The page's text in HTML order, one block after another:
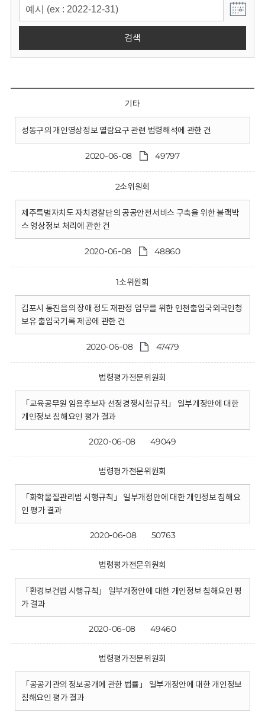
검색
기타
성동구의 개인영상정보 열람요구 관련 법령해석에 관한 건
2020-06-08 49797
2소위원회
제주특별자치도 자치경찰단의 공공안전서비스 구축을 위한 블랙박
스 영상정보 처리에 관한 건
2020-06-08 48860
1소위원회
김포시 통진읍의 장애 정도 재판정 업무를 위한 인천출입국외국인청
보유 출입국기록 제공에 관한 건
2020-06-08 47479
법령평가전문위원회
「교육공무원 임용후보자 선정경쟁시험규칙」 일부개정안에 대한
개인정보 침해요인 평가 결과
2020-06-08 49049
법령평가전문위원회
「화학물질관리법 시행규칙」 일부개정안에 대한 개인정보 침해요
인 평가 결과
2020-06-08 50763
법령평가전문위원회
「환경보건법 시행규칙」 일부개정안에 대한 개인정보 침해요인 평
가 결과
2020-06-08 49460
법령평가전문위원회
「공공기관의 정보공개에 관한 법률」 일부개정안에 대한 개인정보
침해요인 평가 결과